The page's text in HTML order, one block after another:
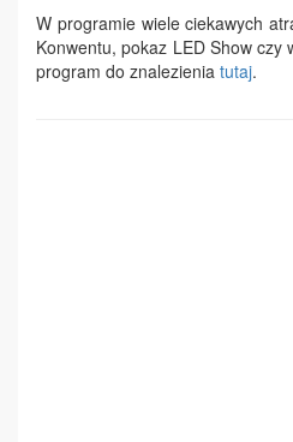
W programie wiele ciekawych
Konwentu, pokaz LED Show czy
program do znalezienia tutaj.